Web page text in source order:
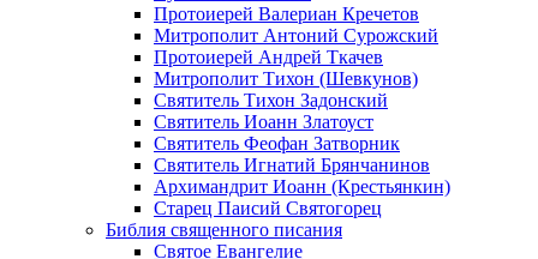
Протоиерей Валериан Кречетов
Митрополит Антоний Сурожский
Протоиерей Андрей Ткачев
Митрополит Тихон (Шевкунов)
Святитель Тихон Задонский
Святитель Иоанн Златоуст
Cвятитель Феофан Затворник
Святитель Игнатий Брянчанинов
Архимандрит Иоанн (Крестьянкин)
Старец Паисий Святогорец
Библия священного писания
Святое Евангелие